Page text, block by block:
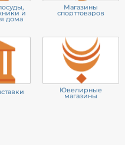
и
дома
Магазины
спорттоваров
Ювелирные
магазины